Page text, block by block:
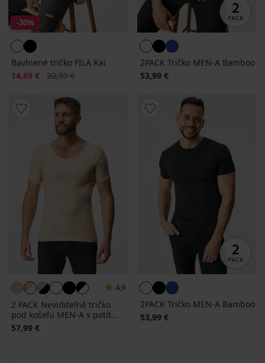
-30%
Bavlnené tričko FILA Kai
Zľava
14,69 € Pôvodná cena
20,99 €
2PACK Tričko MEN-A Bamboo
53,99 €
4,9
2 PACK Neviditeľné tričko
pod košeľu MEN-A s potít...
57,99 €
2PACK Tričko MEN-A Bamboo
53,99 €